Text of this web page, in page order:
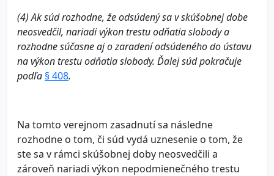
(4) Ak súd rozhodne, že odsúdený sa v skúšobnej dobe
neosvedčil, nariadi výkon trestu odňatia slobody a
rozhodne súčasne aj o zaradení odsúdeného do ústavu
na výkon trestu odňatia slobody. Ďalej súd pokračuje
podľa § 408.
Na tomto verejnom zasadnutí sa následne
rozhodne o tom, či súd vydá uznesenie o tom, že
ste sa v rámci skúšobnej doby neosvedčili a
zároveň nariadi výkon nepodmienečného trestu